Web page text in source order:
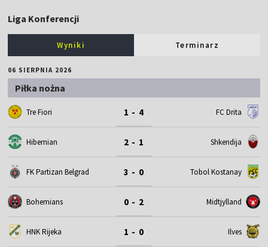
Liga Konferencji
Wyniki Terminarz
06 SIERPNIA 2026
Piłka nożna
Tre Fiori 1 - 4 FC Drita
Hibernian 2 - 1 Shkendija
FK Partizan Belgrad 3 - 0 Tobol Kostanay
Bohemians 0 - 2 Midtjylland
HNK Rijeka 1 - 0 Ilves